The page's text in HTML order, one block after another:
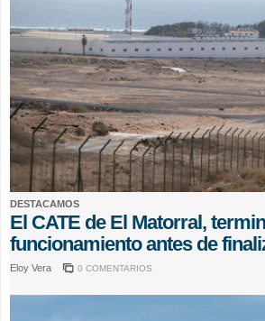
DESTACAMOS
El CATE de El Matorral,
funcionamiento antes de
Eloy Vera 0 COMENTARIOS